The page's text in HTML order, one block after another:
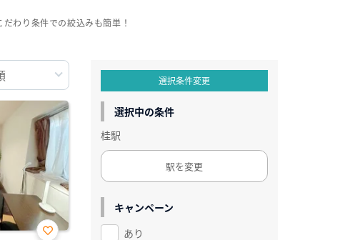
わり条件での絞込みも簡単！
選択条件変更
選択中の条件
桂駅
駅を変更
キャンペーン
あり